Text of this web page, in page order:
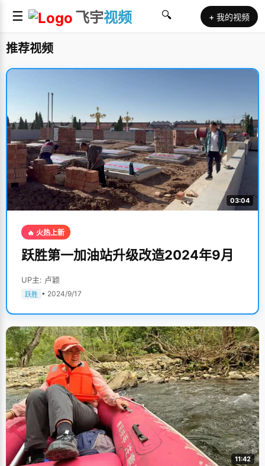
☰ 飞宇视频 🔍 + 我的视频
推荐视频
03:04
🔥 火热上新
跃胜第一加油站升级改造2024年9月
UP主: 卢颖
跃胜 • 2024/9/17
11:42